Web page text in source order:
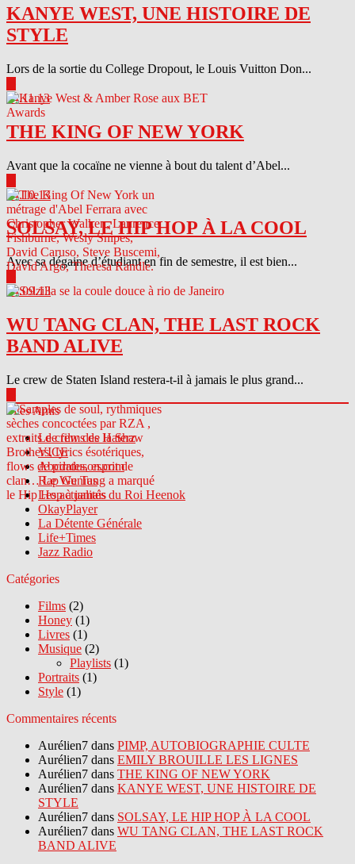
KANYE WEST, UNE HISTOIRE DE
STYLE
Lors de la sortie du College Dropout, le Louis Vuitton Don...
04.11.13
THE KING OF NEW YORK
Avant que la cocaïne ne vienne à bout du talent d’Abel...
04.10.13
SOLSAY, LE HIP HOP À LA COOL
Avec sa dégaine d’étudiant en fin de semestre, il est bien...
04.09.13
WU TANG CLAN, THE LAST ROCK
BAND ALIVE
Le crew de Staten Island restera-t-il à jamais le plus grand...
Sites Amis
Le crew des Haterz
VICE
Abcdrduson.com
Rap Genius
Les actualités du Roi Heenok
OkayPlayer
La Détente Générale
Life+Times
Jazz Radio
Catégories
Films (2)
Honey (1)
Livres (1)
Musique (2)
Playlists (1)
Portraits (1)
Style (1)
Commentaires récents
Aurélien7 dans PIMP, AUTOBIOGRAPHIE CULTE
Aurélien7 dans EMILY BROUILLE LES LIGNES
Aurélien7 dans THE KING OF NEW YORK
Aurélien7 dans KANYE WEST, UNE HISTOIRE DE
STYLE
Aurélien7 dans SOLSAY, LE HIP HOP À LA COOL
Aurélien7 dans WU TANG CLAN, THE LAST ROCK
BAND ALIVE